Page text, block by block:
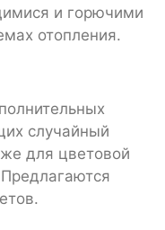
и горючими
отопления.
случайный
для цветовой